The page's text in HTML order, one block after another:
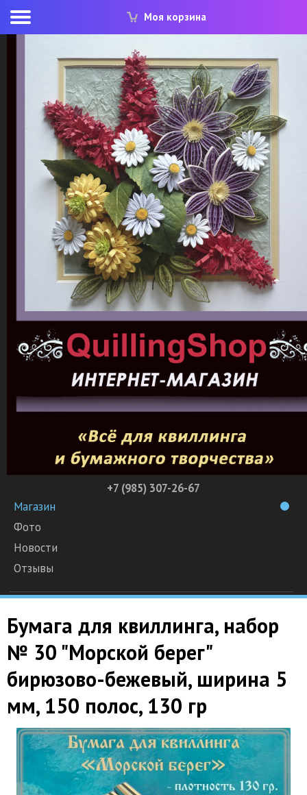
Моя корзина
+7 (985) 307-26-67
Магазин
Фото
Новости
Отзывы
Бумага для квиллинга, набор
№ 30 "Морской берег"
бирюзово-бежевый, ширина 5
мм, 150 полос, 130 гр